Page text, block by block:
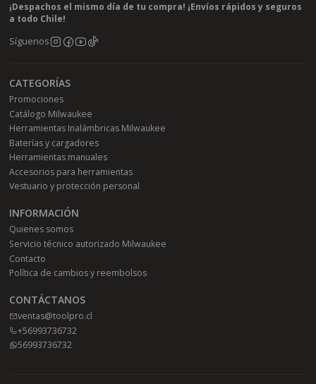
¡Despachos el mismo día de tu compra! ¡Envíos rápidos y seguros
a todo Chile!
Síguenos
CATEGORÍAS
Promociones
Catálogo Milwaukee
Herramientas Inalámbricas Milwaukee
Baterías y cargadores
Herramientas manuales
Accesorios para herramientas
Vestuario y protección personal
INFORMACIÓN
Quienes somos
Servicio técnico autorizado Milwaukee
Contacto
Política de cambios y reembolsos
CONTÁCTANOS
ventas@toolpro.cl
+56993736732
56993736732